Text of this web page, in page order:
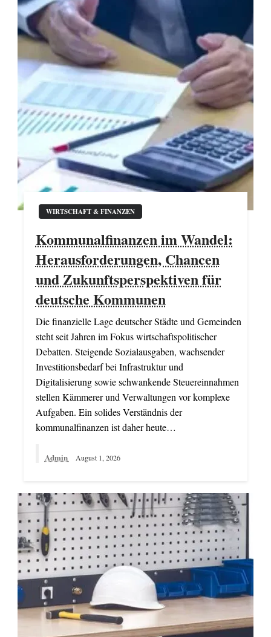
WIRTSCHAFT & FINANZEN
Kommunalfinanzen im Wandel:
Herausforderungen, Chancen
und Zukunftsperspektiven für
deutsche Kommunen
Die finanzielle Lage deutscher Städte und Gemeinden
steht seit Jahren im Fokus wirtschaftspolitischer
Debatten. Steigende Sozialausgaben, wachsender
Investitionsbedarf bei Infrastruktur und
Digitalisierung sowie schwankende Steuereinnahmen
stellen Kämmerer und Verwaltungen vor komplexe
Aufgaben. Ein solides Verständnis der
kommunalfinanzen ist daher heute…
Admin August 1, 2026